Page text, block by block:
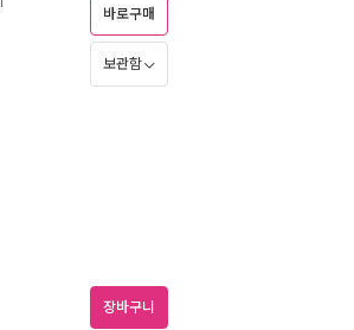
바로구매
보관함
장바구니